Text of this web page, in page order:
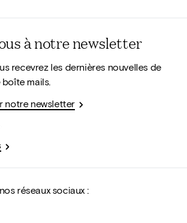
à notre newsletter
recevrez les dernières nouvelles de
boîte mails.
notre newsletter
réseaux sociaux :